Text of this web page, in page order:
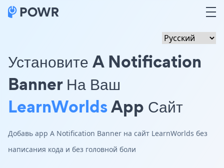
Установите A Notification
Banner На Ваш
LearnWorldsApp Сайт
Добавь app A Notification Banner на сайт LearnWorlds без
написания кода и без головной боли